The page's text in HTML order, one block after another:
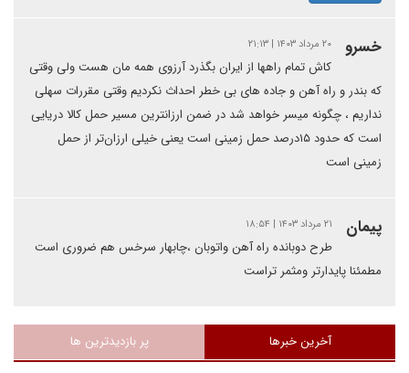
خسرو ۲۰ مرداد ۱۴۰۳ | ۲۱:۱۳
کاش تمام راهها از ایران بگذرد آرزوی همه مان هست ولی وقتی
که بندر و راه آهن و جاده های بی خطر احداث نکردیم وقتی مقررات سهلی
نداریم ، چگونه میسر خواهد شد در ضمن ارزانترین مسیر حمل کالا دریایی
است که حدود ۱۵درصد حمل زمینی است یعنی خیلی ارزان‌تر از حمل
زمینی است
پیمان ۲۱ مرداد ۱۴۰۳ | ۱۸:۵۴
طرح دوبانده راه آهن واتوبان ،چابهار سرخس هم ضروری است
مطمئنا پایدارتر ومثمر تراست
آخرین خبرها پر بازدیدترین ها